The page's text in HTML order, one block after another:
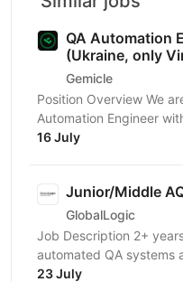
QA Automation
(Ukraine, only
Gemicle
Position Overview We are looking for a Mid-Level QA
Automation Engineer
maintaining automated
16 July
Junior/Middle
GlobalLogic
Job Description 2+
automated QA systems
Programming skills in
23 July